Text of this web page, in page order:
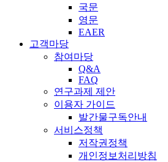
국문
영문
EAER
고객마당
참여마당
Q&A
FAQ
연구과제 제안
이용자 가이드
발간물구독안내
서비스정책
저작권정책
개인정보처리방침